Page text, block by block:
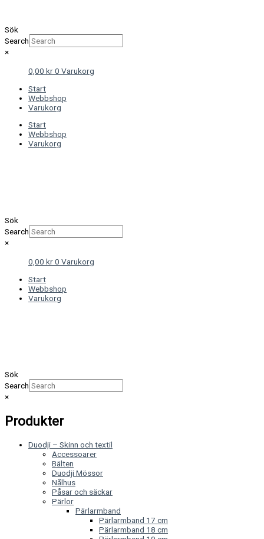
Sök
Search
×
0,00 kr0 Varukorg
Start
Webbshop
Varukorg
Start
Webbshop
Varukorg
Sök
Search
×
0,00 kr0 Varukorg
Start
Webbshop
Varukorg
Sök
Search
×
Produkter
Duodji – Skinn och textil
Accessoarer
Bälten
Duodji Mössor
Nålhus
Påsar och säckar
Pärlor
Pärlarmband
Pärlarmband 17 cm
Pärlarmband 18 cm